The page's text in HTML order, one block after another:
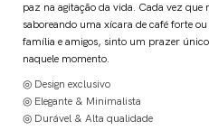
paz na agitação da vida. Cada vez que
saboreando uma xícara de café forte
família e amigos, sinto um prazer
naquele momento.
◎ Design exclusivo
◎ Elegante & Minimalista
◎ Durável & Alta qualidade